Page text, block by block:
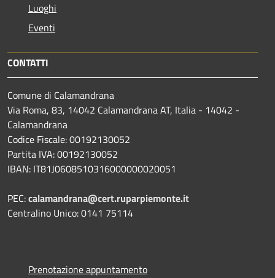
Luoghi
Eventi
CONTATTI
Comune di Calamandrana
Via Roma, 83, 14042 Calamandrana AT, Italia - 14042 -
Calamandrana
Codice Fiscale: 00192130052
Partita IVA: 00192130052
IBAN: IT81J0608510316000000020051
PEC:calamandrana@cert.ruparpiemonte.it
Centralino Unico: 0141 75114
Prenotazione appuntamento